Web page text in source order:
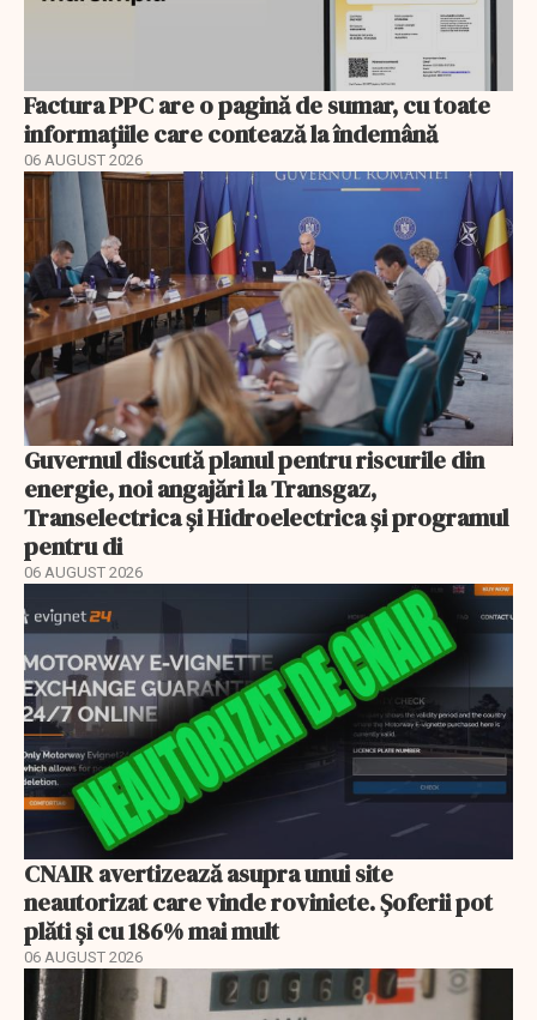
Factura PPC are o pagină de sumar, cu toate
informațiile care contează la îndemână
06 AUGUST 2026
Guvernul discută planul pentru riscurile din
energie, noi angajări la Transgaz,
Transelectrica și Hidroelectrica și programul
pentru di
06 AUGUST 2026
CNAIR avertizează asupra unui site
neautorizat care vinde roviniete. Șoferii pot
plăti și cu 186% mai mult
06 AUGUST 2026